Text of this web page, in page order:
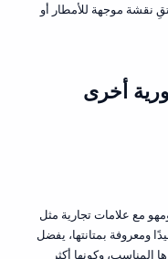
نقشة موجهة للأمطار أو
أخرى
مع علامات تجارية مثل
ومعروفة بمتانتها، يفضل
المناسب، وكونها أكثر